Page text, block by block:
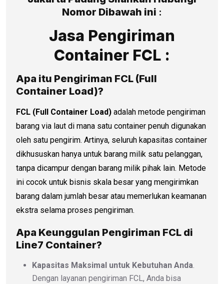
Nomor Dibawah ini :
Jasa Pengiriman
Container FCL :
Apa itu Pengiriman FCL (Full
Container Load)?
FCL (Full Container Load) adalah metode pengiriman
barang via laut di mana satu container penuh digunakan
oleh satu pengirim. Artinya, seluruh kapasitas container
dikhususkan hanya untuk barang milik satu pelanggan,
tanpa dicampur dengan barang milik pihak lain. Metode
ini cocok untuk bisnis skala besar yang mengirimkan
barang dalam jumlah besar atau memerlukan keamanan
ekstra selama proses pengiriman.
Apa Keunggulan Pengiriman FCL di
Line7 Container?
Kapasitas Maksimal untuk Kebutuhan Anda.
Dengan layanan pengiriman FCL, Anda bisa